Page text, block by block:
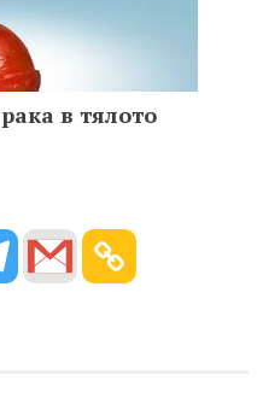
в тялото